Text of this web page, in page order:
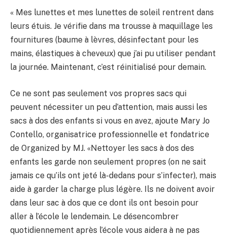
« Mes lunettes et mes lunettes de soleil rentrent dans
leurs étuis. Je vérifie dans ma trousse à maquillage les
fournitures (baume à lèvres, désinfectant pour les
mains, élastiques à cheveux) que j’ai pu utiliser pendant
la journée. Maintenant, c’est réinitialisé pour demain.
Ce ne sont pas seulement vos propres sacs qui
peuvent nécessiter un peu d’attention, mais aussi les
sacs à dos des enfants si vous en avez, ajoute Mary Jo
Contello, organisatrice professionnelle et fondatrice
de Organized by MJ. «Nettoyer les sacs à dos des
enfants les garde non seulement propres (on ne sait
jamais ce qu’ils ont jeté là-dedans pour s’infecter), mais
aide à garder la charge plus légère. Ils ne doivent avoir
dans leur sac à dos que ce dont ils ont besoin pour
aller à l’école le lendemain. Le désencombrer
quotidiennement après l’école vous aidera à ne pas